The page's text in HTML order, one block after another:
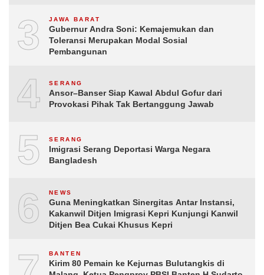
3 JAWA BARAT
Gubernur Andra Soni: Kemajemukan dan
Toleransi Merupakan Modal Sosial
Pembangunan
4 SERANG
Ansor–Banser Siap Kawal Abdul Gofur dari
Provokasi Pihak Tak Bertanggung Jawab
5 SERANG
Imigrasi Serang Deportasi Warga Negara
Bangladesh
6 NEWS
Guna Meningkatkan Sinergitas Antar Instansi,
Kakanwil Ditjen Imigrasi Kepri Kunjungi Kanwil
Ditjen Bea Cukai Khusus Kepri
BANTEN
Kirim 80 Pemain ke Kejurnas Bulutangkis di